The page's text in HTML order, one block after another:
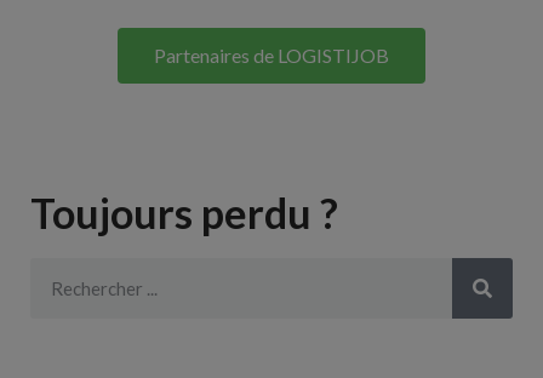
Partenaires de LOGISTIJOB
Toujours perdu ?